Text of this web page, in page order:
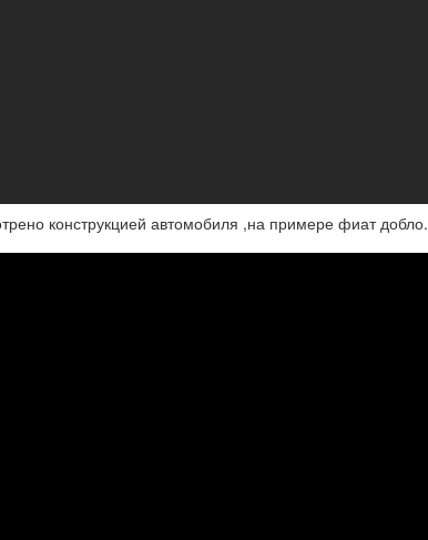
конструкцией автомобиля ,на примере фиат добло.